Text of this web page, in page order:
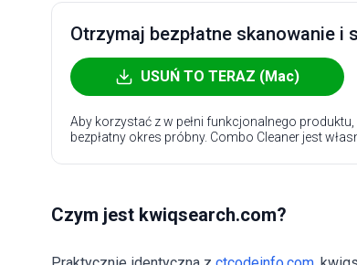
Otrzymaj bezpłatne skanowanie
USUŃ TO TERAZ (Mac)
Aby korzystać z w pełni funkcjonalnego
bezpłatny okres próbny. Combo Cleaner jest
Czym jest kwiqsearch.com?